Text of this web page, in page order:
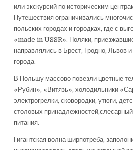
или экскурсий по историческим
Путешествия ограничивались
польских городах и городках, где с
«made in USSR». Поляки,
направлялись в Брест, Гродно, Львов
города.
В Польшу массово повезли цветные
«Рубин», «Витязь», холодильники
электрогрелки, сковородки, утюги,
столовых
питания.
Гигантская волна ширпотреба,